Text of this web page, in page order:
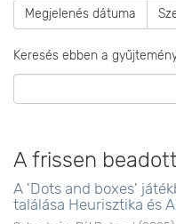
Megjelenés dátuma
Keresés ebben a
A frissen
A 'Dots and boxes'
találása Heurisztika és